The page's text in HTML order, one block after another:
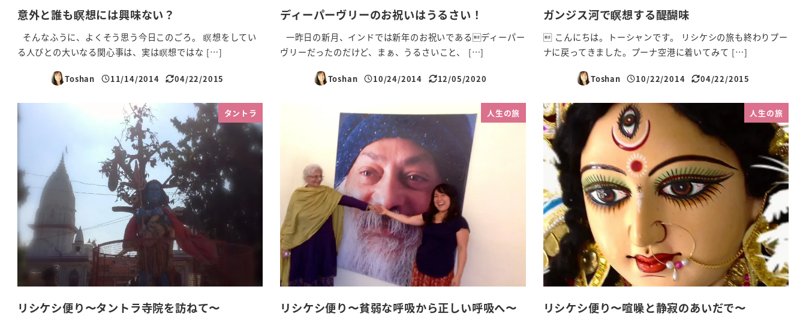
意外と誰も瞑想には興味ない？
そんなふうに、よくそう思う今日このごろ。 瞑想をしてい
る人びとの大いなる関心事は、実は瞑想ではな […]
Toshan
投稿日
11/14/2014
更新日
04/22/2015
ディーパーヴリーのお祝いはうるさい！
一昨日の新月、インドでは新年のお祝いであるディーパー
ヴリーだったのだけど、まぁ、うるさいこと、 […]
Toshan
投稿日
10/24/2014
更新日
12/05/2020
ガンジス河で瞑想する醍醐味
 こんにちは。トーシャンです。 リシケシの旅も終わりプー
ナに戻ってきました。プーナ空港に着いてみて […]
Toshan
投稿日
10/22/2014
更新日
04/22/2015
タントラ
リシケシ便り〜タントラ寺院を訪ねて〜
人生の旅
リシケシ便り〜貧弱な呼吸から正しい呼吸へ〜
人生の旅
リシケシ便り〜喧噪と静寂のあいだで〜